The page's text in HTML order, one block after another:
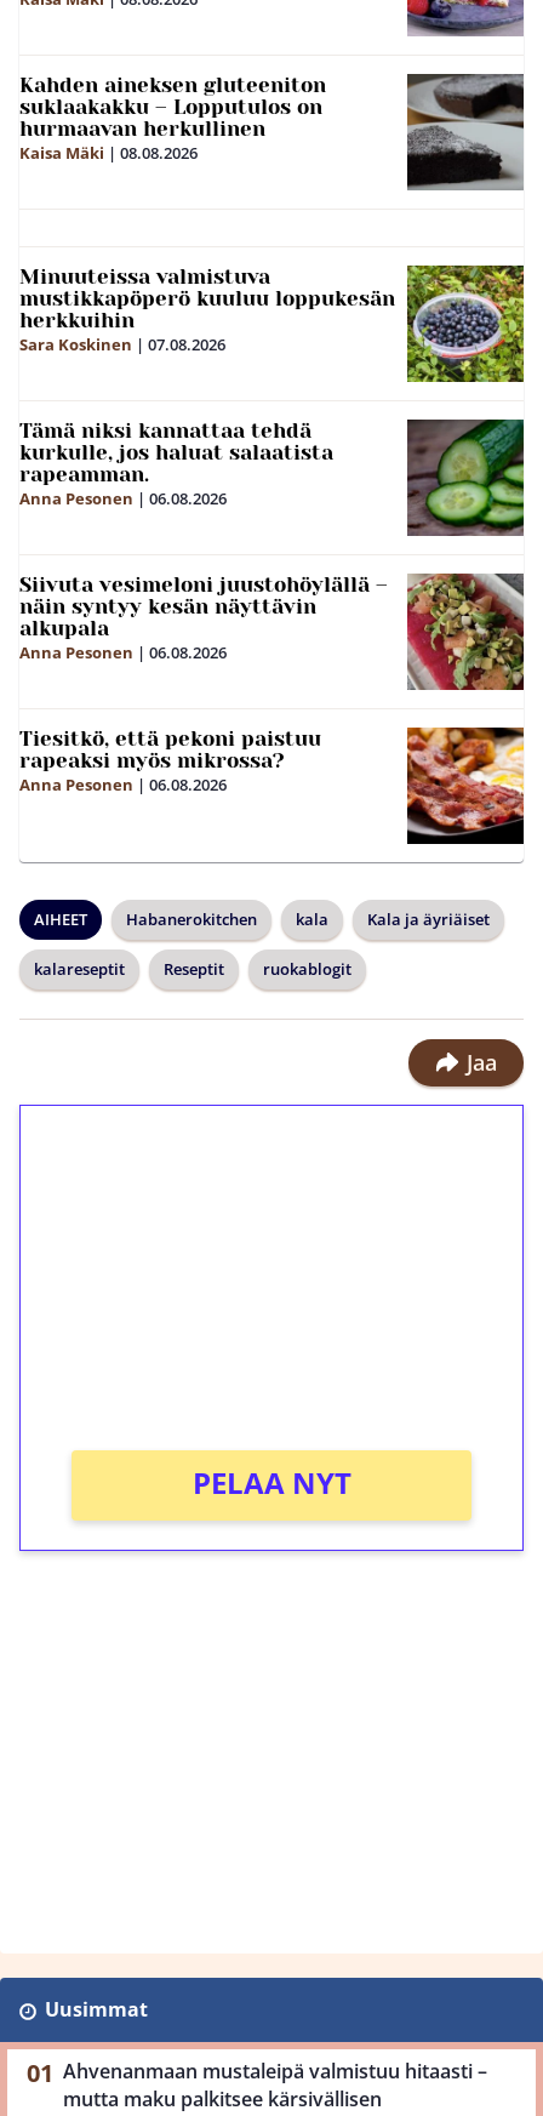
Kahden aineksen gluteeniton
suklaakakku – Lopputulos on
hurmaavan herkullinen
Kaisa Mäki | 08.08.2026
Minuuteissa valmistuva
mustikkapöperö kuuluu loppukesän
herkkuihin
Sara Koskinen | 07.08.2026
Tämä niksi kannattaa tehdä
kurkulle, jos haluat salaatista
rapeamman.
Anna Pesonen | 06.08.2026
Siivuta vesimeloni juustohöylällä –
näin syntyy kesän näyttävin
alkupala
Anna Pesonen | 06.08.2026
Tiesitkö, että pekoni paistuu
rapeaksi myös mikrossa?
Anna Pesonen | 06.08.2026
AIHEET Habanerokitchen kala Kala ja äyriäiset
kalareseptit Reseptit ruokablogit
Jaa
PELAA NYT
Uusimmat
Ahvenanmaan mustaleipä valmistuu hitaasti –
mutta maku palkitsee kärsivällisen